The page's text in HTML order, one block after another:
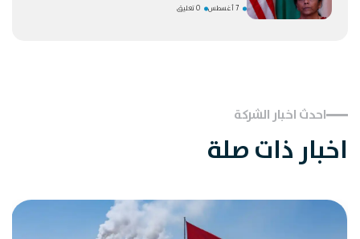
7 أغسطس 0 تعليق
احدث اخبار الشركة
اخبار ذات صلة